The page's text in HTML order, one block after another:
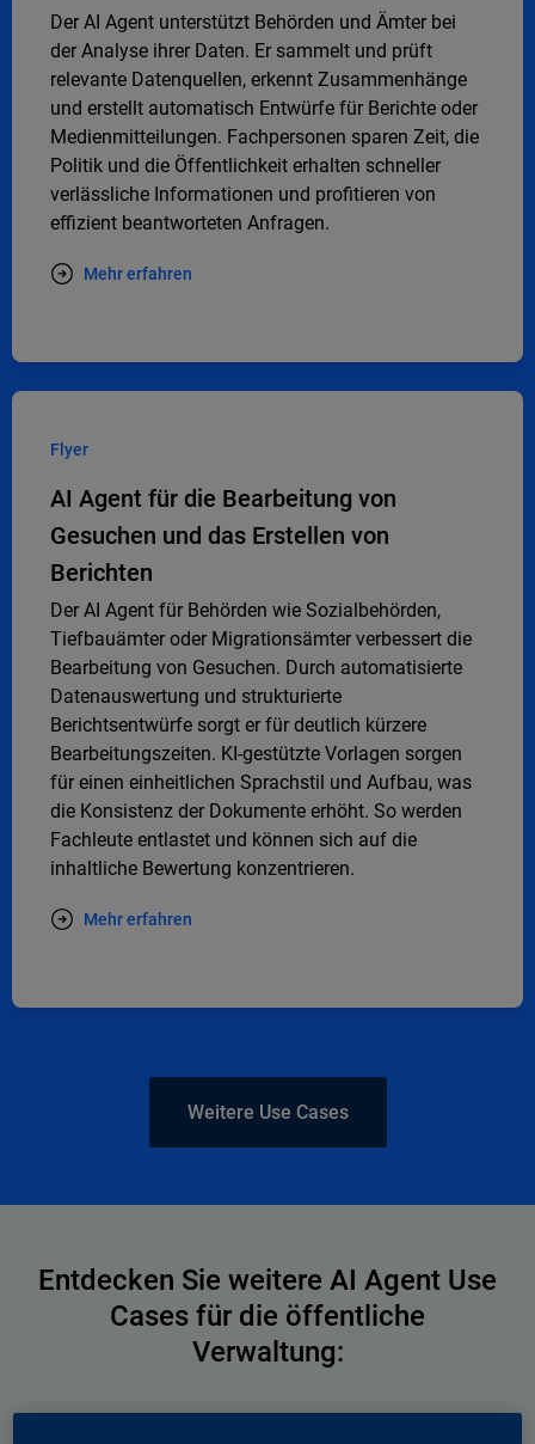
Der AI Agent unterstützt Behörden und Ämter bei
der Analyse ihrer Daten. Er sammelt und prüft
relevante Datenquellen, erkennt Zusammenhänge
und erstellt automatisch Entwürfe für Berichte oder
Medienmitteilungen. Fachpersonen sparen Zeit, die
Politik und die Öffentlichkeit erhalten schneller
verlässliche Informationen und profitieren von
effizient beantworteten Anfragen.
Mehr erfahren
Flyer
AI Agent für die Bearbeitung von
Gesuchen und das Erstellen von
Berichten
Der AI Agent für Behörden wie Sozialbehörden,
Tiefbauämter oder Migrationsämter verbessert die
Bearbeitung von Gesuchen. Durch automatisierte
Datenauswertung und strukturierte
Berichtsentwürfe sorgt er für deutlich kürzere
Bearbeitungszeiten. KI-gestützte Vorlagen sorgen
für einen einheitlichen Sprachstil und Aufbau, was
die Konsistenz der Dokumente erhöht. So werden
Fachleute entlastet und können sich auf die
inhaltliche Bewertung konzentrieren.
Mehr erfahren
Weitere Use Cases
Entdecken Sie weitere AI Agent Use
Cases für die öffentliche
Verwaltung: